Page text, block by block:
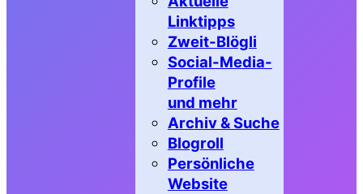
Linktipps
Zweit-Blögli
Social-Media-
Profile
und mehr
Archiv & Suche
Blogroll
Persönliche
Website